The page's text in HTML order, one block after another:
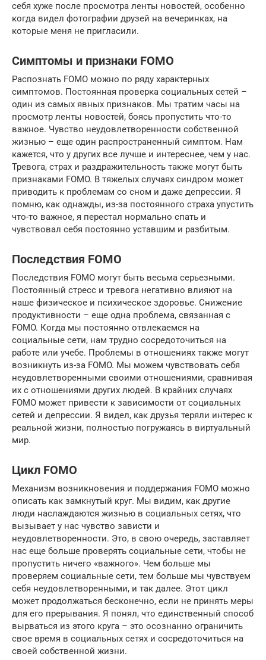
себя хуже после просмотра ленты новостей, особенно
когда видел фотографии друзей на вечеринках, на
которые меня не пригласили.
Симптомы и признаки FOMO
Распознать FOMO можно по ряду характерных
симптомов. Постоянная проверка социальных сетей –
один из самых явных признаков. Мы тратим часы на
просмотр ленты новостей, боясь пропустить что-то
важное. Чувство неудовлетворенности собственной
жизнью – еще один распространенный симптом. Нам
кажется, что у других все лучше и интереснее, чем у нас.
Тревога, страх и раздражительность также могут быть
признаками FOMO. В тяжелых случаях синдром может
приводить к проблемам со сном и даже депрессии. Я
помню, как однажды, из-за постоянного страха упустить
что-то важное, я перестал нормально спать и
чувствовал себя постоянно уставшим и разбитым.
Последствия FOMO
Последствия FOMO могут быть весьма серьезными.
Постоянный стресс и тревога негативно влияют на
наше физическое и психическое здоровье. Снижение
продуктивности – еще одна проблема, связанная с
FOMO. Когда мы постоянно отвлекаемся на
социальные сети, нам трудно сосредоточиться на
работе или учебе. Проблемы в отношениях также могут
возникнуть из-за FOMO. Мы можем чувствовать себя
неудовлетворенными своими отношениями, сравнивая
их с отношениями других людей. В крайних случаях
FOMO может привести к зависимости от социальных
сетей и депрессии. Я видел, как друзья теряли интерес к
реальной жизни, полностью погружаясь в виртуальный
мир.
Цикл FOMO
Механизм возникновения и поддержания FOMO можно
описать как замкнутый круг. Мы видим, как другие
люди наслаждаются жизнью в социальных сетях, что
вызывает у нас чувство зависти и
неудовлетворенности. Это, в свою очередь, заставляет
нас еще больше проверять социальные сети, чтобы не
пропустить ничего «важного». Чем больше мы
проверяем социальные сети, тем больше мы чувствуем
себя неудовлетворенными, и так далее. Этот цикл
может продолжаться бесконечно, если не принять меры
для его прерывания. Я понял, что единственный способ
вырваться из этого круга – это осознанно ограничить
свое время в социальных сетях и сосредоточиться на
своей собственной жизни.